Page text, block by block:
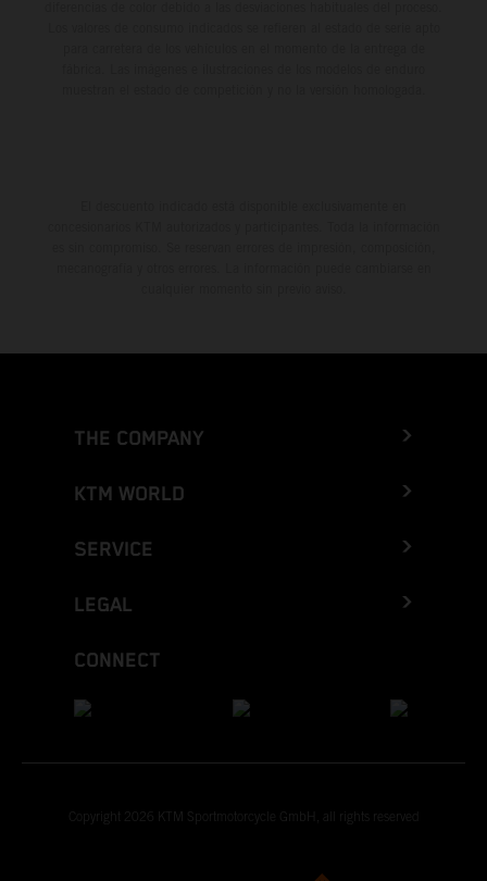
THE COMPANY
KTM WORLD
SERVICE
LEGAL
CONNECT
Copyright 2026 KTM Sportmotorcycle GmbH, all rights reserved